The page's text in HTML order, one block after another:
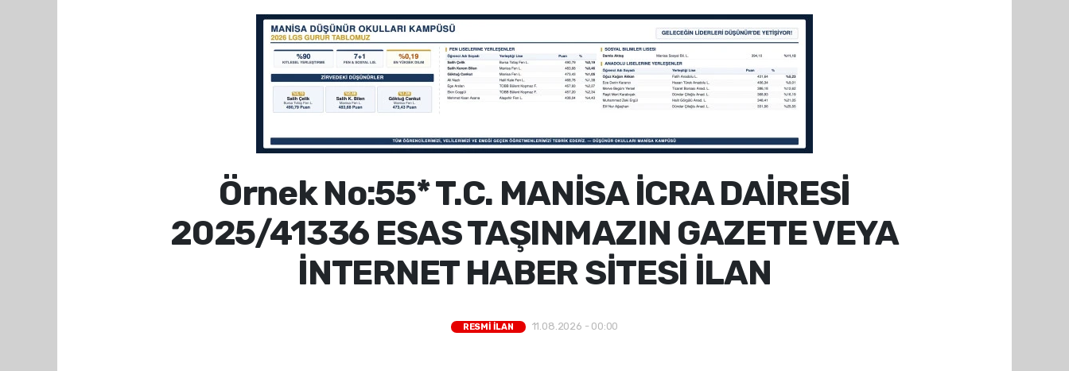
Örnek No:55* T.C. MANİSA İCRA DAİRESİ
2025/41336 ESAS TAŞINMAZIN GAZETE VEYA
İNTERNET HABER SİTESİ İLAN
RESMİ İLAN 11.08.2026 - 00:00